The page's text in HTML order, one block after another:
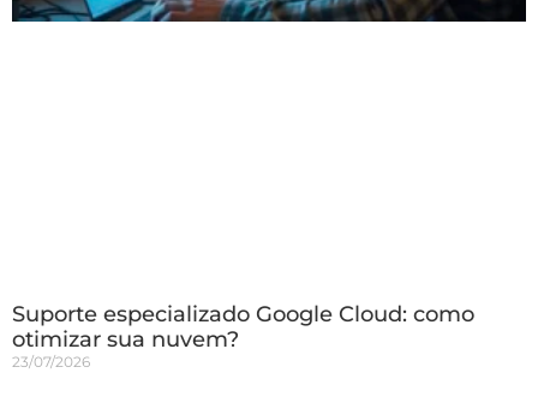
Suporte especializado Google Cloud: como
otimizar sua nuvem?
23/07/2026